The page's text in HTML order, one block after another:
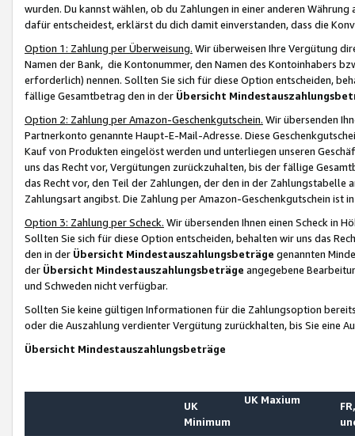
wurden. Du kannst wählen, ob du Zahlungen in einer anderen
dafür entscheidest, erklärst du dich damit einverstanden, dass die
Option 1: Zahlung per Überweisung. Wir überweisen Ihre Vergütung
Namen der Bank, die Kontonummer, den Namen des Kontoinhabers
erforderlich) nennen. Sollten Sie sich für diese Option entscheiden,
fällige Gesamtbetrag den in der Übersicht
Option 2: Zahlung per Amazon-Geschenkgutschein. Wir übersenden
Partnerkonto genannte Haupt-E-Mail-Adresse. Diese
Kauf von Produkten eingelöst werden und unterliegen unseren
uns das Recht vor, Vergütungen zurückzuhalten, bis der fällige
das Recht vor, den Teil der Zahlungen, der den in der
Zahlungsart angibst. Die Zahlung per Amazon-Geschenkgutschein ist
Option 3: Zahlung per Scheck. Wir übersenden Ihnen einen Scheck in
Sollten Sie sich für diese Option entscheiden, behalten wir uns das
den in der Übersicht Mindestauszahlungsbeträge genannten
der Übersicht Mindestauszahlungsbeträge angegebene
und Schweden nicht verfügbar.
Sollten Sie keine gültigen Informationen für die Zahlungsoption
oder die Auszahlung verdienter Vergütung zurückhalten, bis Sie
Übersicht Mindestauszahlungsbeträge
UK
Minimum
UK Maxium